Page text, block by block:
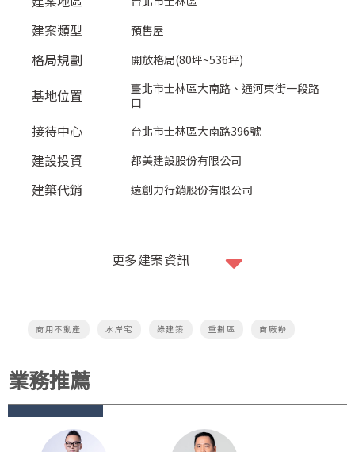
建案類型 預售屋
格局規劃 開放格局(80坪~536坪)
基地位置
臺北市士林區大南路、通河東街一段路
口
接待中心 台北市士林區大南路396號
建設投資​ 都美建設股份有限公司
建築代銷 遠創力行銷股份有限公司
更多建案資訊
商用不動產 水岸宅 綠建築 重劃區 商廠辦
業務推薦